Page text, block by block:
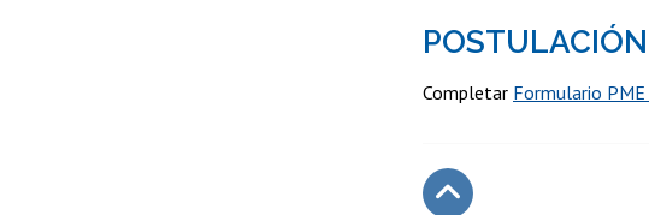
POSTULACIÓN
Completar Formulario PME